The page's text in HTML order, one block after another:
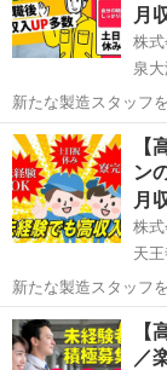
月
株
泉
新たな製造スタッフ
て、生産性を向上さ
がない方でも、しっ
応募ください 1.製...
大阪 泉大津市
【
ン
月
株
天
新たな製造スタッフ
て、生産性を向上さ
がない方でも、しっ
応募ください 1.製...
大阪 大阪市
【
／